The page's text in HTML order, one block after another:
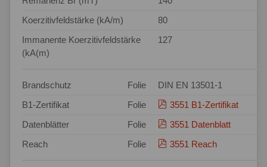
Koerzitivfeldstärke (kA/m)
80
Immanente Koerzitivfeldstärke
(kA(m)
127
Brandschutz Folie
DIN EN 13501-1
B1-Zertifikat
Folie
3551 B1-Zertifikat
Datenblätter
Folie
3551 Datenblatt
Reach
Folie 3551 Reach